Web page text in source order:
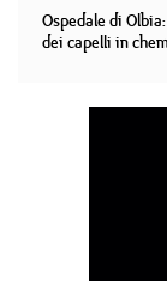
Ospedale di
dei capelli in